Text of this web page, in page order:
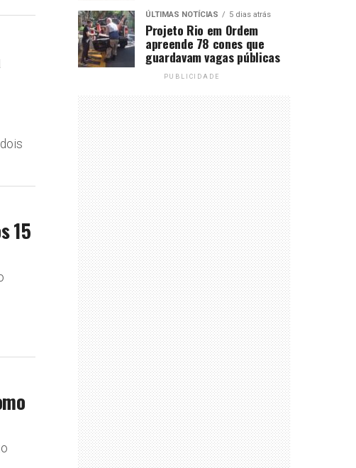
15
ÚLTIMAS NOTÍCIAS 5 dias atrás
Projeto Rio em Ordem
apreende 78 cones que
guardavam vagas públicas
PUBLICIDADE